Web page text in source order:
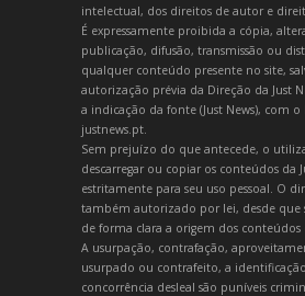
intelectual, dos direitos de autor e
É expressamente proibida a cópia,
publicação, difusão, transmissão ou
qualquer conteúdo presente no site,
autorização prévia da Direção da Just
a indicação da fonte (Just News), com
justnews.pt.
Sem prejuízo do que antecede, o
descarregar ou copiar os conteúdos da
estritamente para seu uso pessoal. O
também autorizado por lei, desde que
de forma clara a origem dos conteúdos
A usurpação, contrafação,
usurpado ou contrafeito, a
concorrência desleal são puníveis